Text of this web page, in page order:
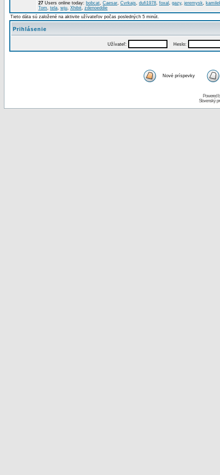
27 Users online today: bobcat, Caesar, Cvrkajs, dufi1978, foxal , gazy, jeremysk,
Tom, tela, wju, Xhibit, zdenoeddie
Tieto dáta sú založené na aktivite užívateľov počas posledných 5 minút.
Prihlásenie
Užívateľ: Heslo:
Nové príspevky
Powered
Slovenský